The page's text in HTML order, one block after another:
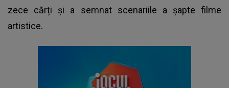
zece cărți și a semnat scenariile a șapte filme
artistice.